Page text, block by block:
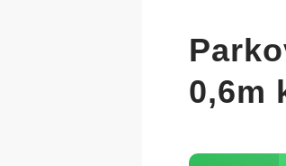
0,6m